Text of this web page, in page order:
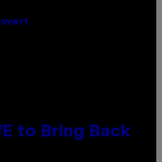
to Bring Back